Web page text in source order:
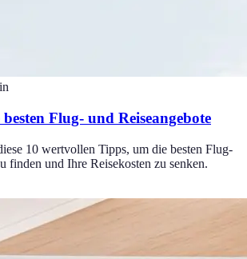
Flug- und Reiseangebote
10 wertvollen Tipps, um die besten Flug-
finden und Ihre Reisekosten zu senken.